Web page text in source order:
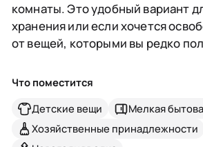
комнаты. Это удобный вариант
хранения или если хочется
от вещей, которыми вы редко
Что поместится
Детские вещи
Мелкая
Хозяйственные принадлежности